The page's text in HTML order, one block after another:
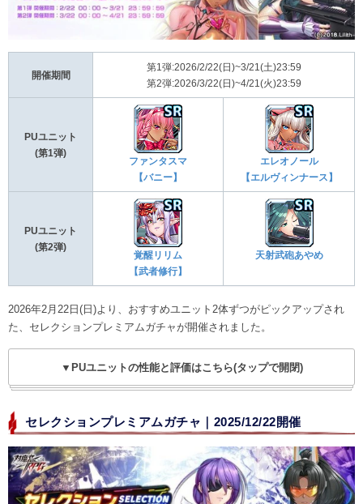
開催期間
第1弾:2026/2/22(日)~3/21(土)23:59
第2弾:2026/3/22(日)~4/21(火)23:59
PUユニット
(第1弾)
ファンタスマ
【バニー】
エレオノール
【エルヴィンナース】
PUユニット
(第2弾)
覚醒リリム
【武者修行】
天射武砲あやめ
2026年2月22日(日)より、おすすめユニット2体ずつがピックアップされ
た、セレクションプレミアムガチャが開催されました。
▼PUユニットの性能と評価はこちら(タップで開閉)
セレクションプレミアムガチャ｜2025/12/22開催